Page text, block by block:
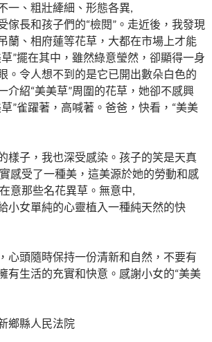
一、粗壯縴細、形態各異,
傢長和孩子們的“檢閱”。走近後，我發現
蘭、相府蓮等花草，大都在市場上才能
”擺在其中，雖然綠意瑩然，卻顯得一身
。令人想不到的是它已開出數朵白色的
介紹“美美草”周圍的花草，她卻不感興
”雀躍著，高喊著。爸爸，快看，“美美
子，我也深受感染。孩子的笑是天真
感受了一種美，這美源於她的勞動和感
意那些名花異草。無意中,
小女單純的心靈植入一種純天然的快
頭隨時保持一份清新和自然，不要有
有生活的充實和快意。感謝小女的“美美
鄉縣人民法院